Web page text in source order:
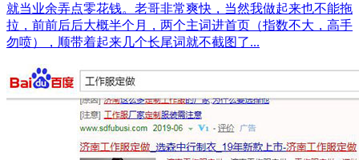
就当业余弄点零花钱。老哥非常爽快，当然我做起来也不能拖
拉，前前后后大概半个月，两个主词进首页（指数不大，高手
勿喷），顺带着起来几个长尾词就不截图了...